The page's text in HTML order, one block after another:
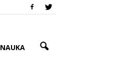
NAUKA